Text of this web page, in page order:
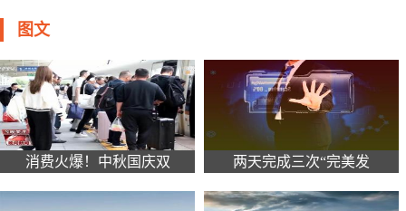
图文
消费火爆！中秋国庆双 两天完成三次“完美发